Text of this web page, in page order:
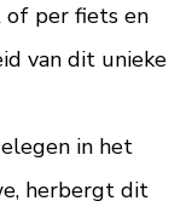
of per fiets en
van dit unieke
in het
herbergt dit